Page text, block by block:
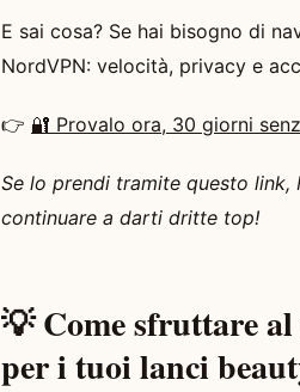
E sai cosa? Se hai bisogno di
NordVPN: velocità, privacy e
👉 🔐 Provalo ora, 30 giorni
Se lo prendi tramite questo link,
continuare a darti dritte top!
💡 Come sfruttare
per i tuoi lanci